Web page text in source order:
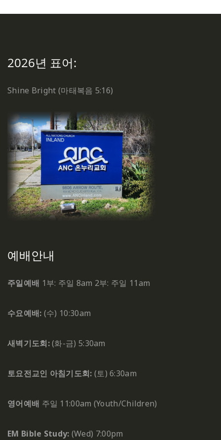
2026년 표어:
Shine Bright (마태복음 5:16)
예배안내
주일예배 1부: 주일 8am 2부: 주일 11am
수요예배: (수) 10:30am
새벽기도회:(화-금) 5:30am
토요전교인 아침기도회: (토) 6:30am
영어예배 주일 11:00am (Youth/Children)
EM Bible Study: (Wed) 7:00pm